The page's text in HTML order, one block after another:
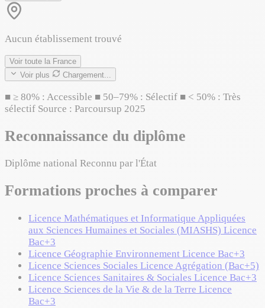
Aucun établissement trouvé
Voir toute la France
Voir plus
Chargement...
■ ≥ 80% : Accessible ■ 50–79% : Sélectif ■ < 50% : Très
sélectif Source : Parcoursup 2025
Reconnaissance du diplôme
Diplôme national Reconnu par l'État
Formations proches à comparer
Licence Mathématiques et Informatique Appliquées
aux Sciences Humaines et Sociales (MIASHS) Licence
Bac+3
Licence Géographie Environnement Licence Bac+3
Licence Sciences Sociales Licence Agrégation (Bac+5)
Licence Sciences Sanitaires & Sociales Licence Bac+3
Licence Sciences de la Vie & de la Terre Licence
Bac+3